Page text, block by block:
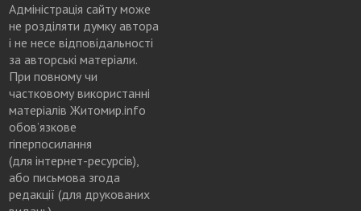
Адміністрація сайту може
не розділяти думку автора
і не несе відповідальності
за авторські матеріали.
При повному чи
частковому використанні
матеріалів Житомир.info
обов’язкове
гіперпосилання
(для інтернет-ресурсів),
або письмова згода
редакції (для друкованих